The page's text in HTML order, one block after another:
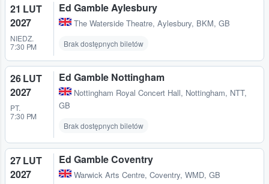
21 LUT
2027
NIEDZ.
7:30 PM
Ed Gamble Aylesbury
The Waterside Theatre, Aylesbury, BKM, GB
Brak dostępnych biletów
26 LUT
2027
PT.
7:30 PM
Ed Gamble Nottingham
Nottingham Royal Concert Hall, Nottingham, NTT,
GB
Brak dostępnych biletów
27 LUT
2027
Ed Gamble Coventry
Warwick Arts Centre, Coventry, WMD, GB